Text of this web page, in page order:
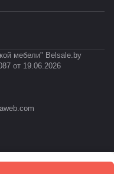
мебели" Belsale.by
от 19.06.2026